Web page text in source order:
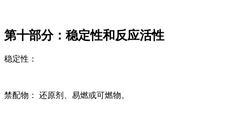
第十部分：稳定性和反应活性
稳定性：
禁配物： 还原剂、易燃或可燃物。